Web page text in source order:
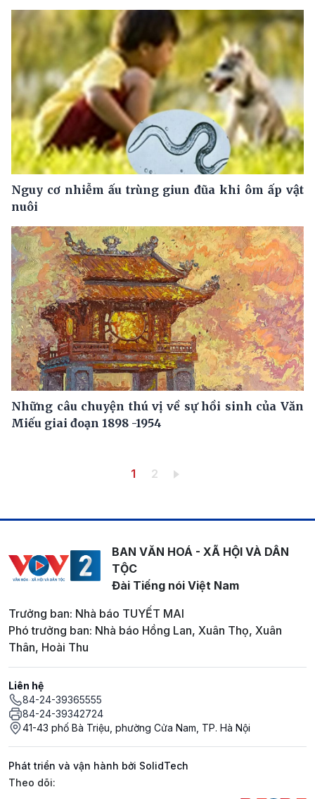
Nguy cơ nhiễm ấu trùng giun đũa khi ôm ấp vật
nuôi
Những câu chuyện thú vị về sự hồi sinh của Văn
Miếu giai đoạn 1898 -1954
Trang hiện thời
1 Trang
2
BAN VĂN HOÁ - XÃ HỘI VÀ DÂN
TỘC
Đài Tiếng nói Việt Nam
Trưởng ban: Nhà báo TUYẾT MAI
Phó trưởng ban: Nhà báo Hồng Lan, Xuân Thọ, Xuân
Thân, Hoài Thu
Liên hệ
84-24-39365555
84-24-39342724
41-43 phố Bà Triệu, phường Cửa Nam, TP. Hà Nội
Phát triển và vận hành bởi SolidTech
Mạng xã hội
Theo dõi: